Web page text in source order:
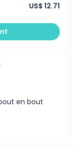
US$ 12.71
en bout